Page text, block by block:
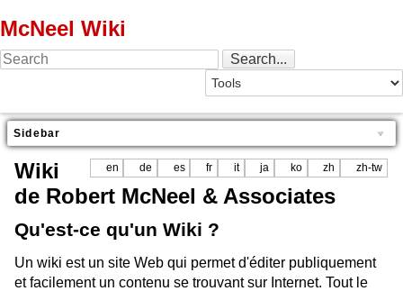
McNeel Wiki
Sidebar
en de es fr it ja ko zh zh-tw
Wiki
de Robert McNeel & Associates
Qu'est-ce qu'un Wiki ?
Un wiki est un site Web qui permet d'éditer publiquement
et facilement un contenu se trouvant sur Internet. Tout le